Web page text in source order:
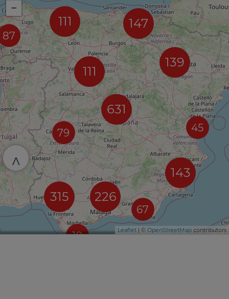
87
111 147
111
79
631
10
226
315
139
67
45
143
−
Leaflet | © OpenStreetMap contributors
^